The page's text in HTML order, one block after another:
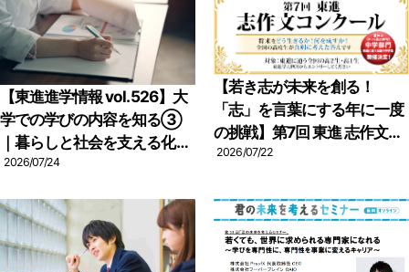
【東進進学情報 vol.526】大
学での学びの内容を知る③
｜暮らしと社会を支える化学
系の学び｜大阪大・佐賀大へ
コスメティックサイエンス学
環とは？
2026/07/24
【若き志が未来を創る！
「志」を言葉にする年に一度
の挑戦】第7回 東進 志作文コ
ンクール 優秀者発表
2026/07/22